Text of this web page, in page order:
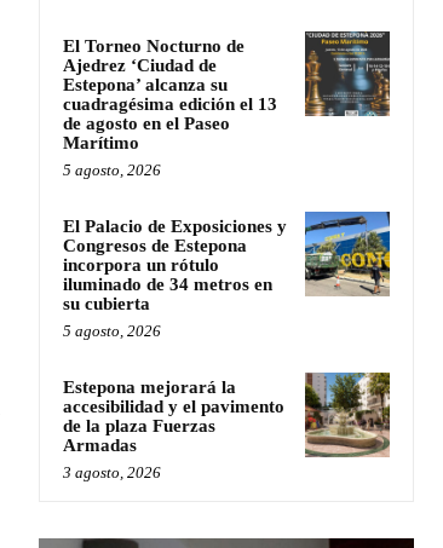
El Torneo Nocturno de
Ajedrez ‘Ciudad de
Estepona’ alcanza su
cuadragésima edición el 13
de agosto en el Paseo
Marítimo
5 agosto, 2026
El Palacio de Exposiciones y
Congresos de Estepona
incorpora un rótulo
iluminado de 34 metros en
su cubierta
5 agosto, 2026
Estepona mejorará la
accesibilidad y el pavimento
de la plaza Fuerzas
Armadas
3 agosto, 2026